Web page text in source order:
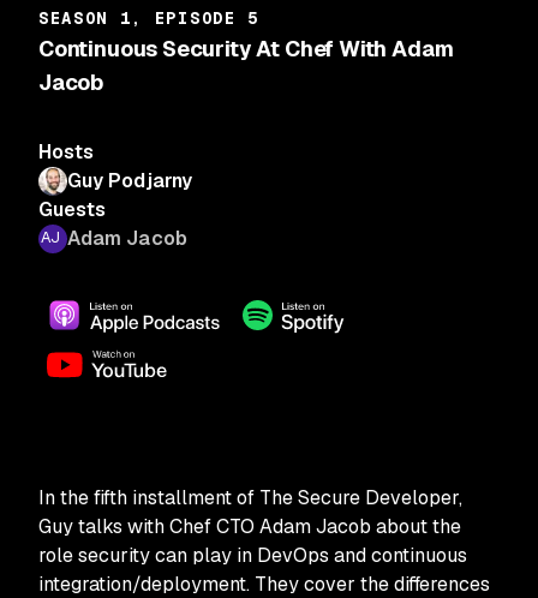
SEASON 1, EPISODE 5
Continuous Security At Chef With Adam
Jacob
Hosts
Guy Podjarny
Guests
Adam Jacob
In the fifth installment of The Secure Developer,
Guy talks with Chef CTO Adam Jacob about the
role security can play in DevOps and continuous
integration/deployment. They cover the differences